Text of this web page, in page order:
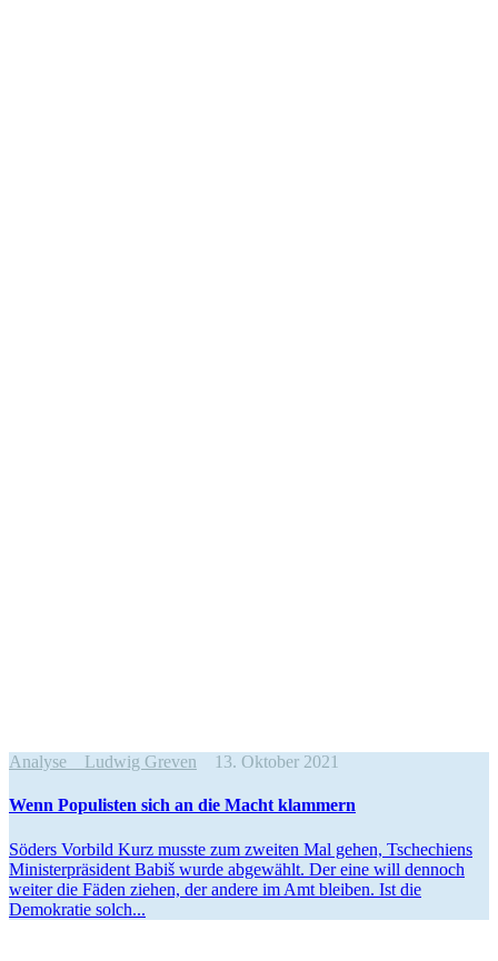
Analyse Ludwig Greven 13. Oktober 2021
Wenn Populisten sich an die Macht klammern
Söders Vorbild Kurz musste zum zweiten Mal gehen, Tsche­chiens
Minis­ter­prä­sident Babiš wurde abgewählt. Der eine will dennoch
weiter die Fäden ziehen, der andere im Amt bleiben. Ist die
Demokratie solch...